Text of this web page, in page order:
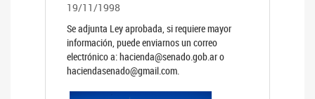
19/11/1998
Se adjunta Ley aprobada, si requiere mayor
información, puede enviarnos un correo
electrónico a: hacienda@senado.gob.ar o
haciendasenado@gmail.com.